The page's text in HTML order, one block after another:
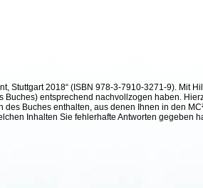
Stuttgart 2018“ (ISBN 978-3-7910-3271-9). Mit
entsprechend nachvollzogen haben.
Buches enthalten, aus denen Ihnen in den
Inhalten Sie fehlerhafte Antworten gegeben